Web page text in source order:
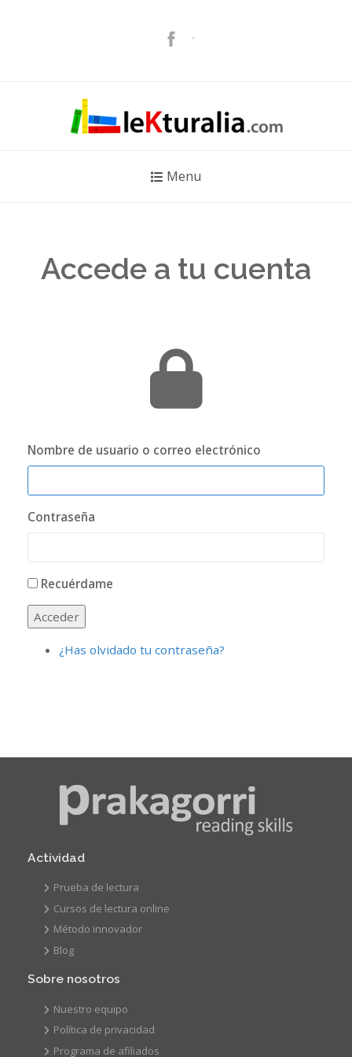
Menu
Accede a tu cuenta
Nombre de usuario o correo electrónico
Contraseña
Recuérdame
Acceder
¿Has olvidado tu contraseña?
Actividad
Prueba de lectura
Cursos de lectura online
Método innovador
Blog
Sobre nosotros
Nuestro equipo
Política de privacidad
Programa de afiliados